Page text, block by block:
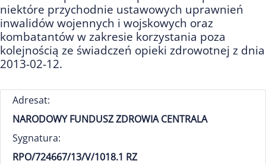
niektóre przychodnie ustawowych uprawnień
inwalidów wojennych i wojskowych oraz
kombatantów w zakresie korzystania poza
kolejnością ze świadczeń opieki zdrowotnej z dnia
2013-02-12.
Adresat:
NARODOWY FUNDUSZ ZDROWIA CENTRALA
Sygnatura:
RPO/724667/13/V/1018.1 RZ